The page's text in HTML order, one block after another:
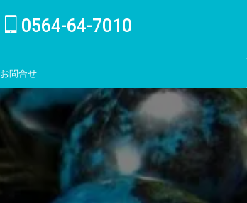
0564-64-7010
お問合せ